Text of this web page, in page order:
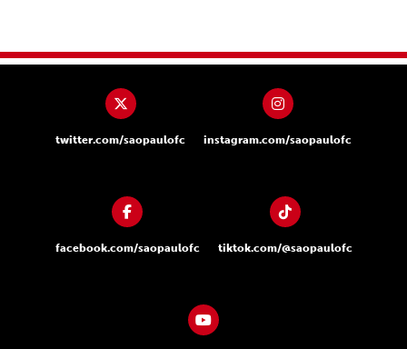
twitter.com/saopaulofc instagram.com/saopaulofc
facebook.com/saopaulofc tiktok.com/@saopaulofc